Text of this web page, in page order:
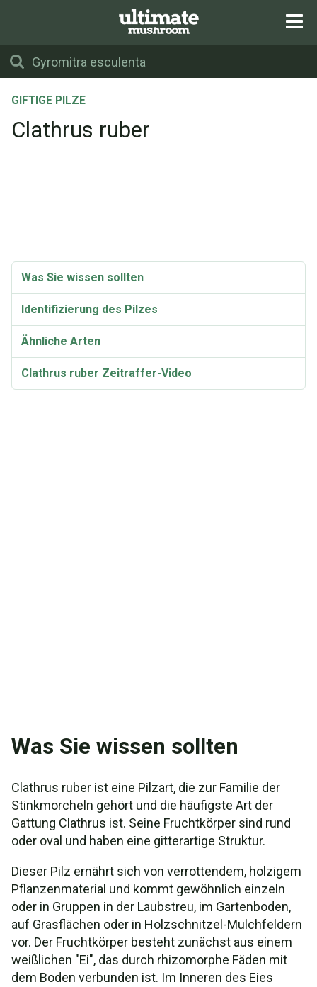
GIFTIGE PILZE
Clathrus ruber
Was Sie wissen sollten
Identifizierung des Pilzes
Ähnliche Arten
Clathrus ruber Zeitraffer-Video
Was Sie wissen sollten
Clathrus ruber ist eine Pilzart, die zur Familie der
Stinkmorcheln gehört und die häufigste Art der
Gattung Clathrus ist. Seine Fruchtkörper sind rund
oder oval und haben eine gitterartige Struktur.
Dieser Pilz ernährt sich von verrottendem, holzigem
Pflanzenmaterial und kommt gewöhnlich einzeln
oder in Gruppen in der Laubstreu, im Gartenboden,
auf Grasflächen oder in Holzschnitzel-Mulchfeldern
vor. Der Fruchtkörper besteht zunächst aus einem
weißlichen "Ei", das durch rhizomorphe Fäden mit
dem Boden verbunden ist. Im Inneren des Eies